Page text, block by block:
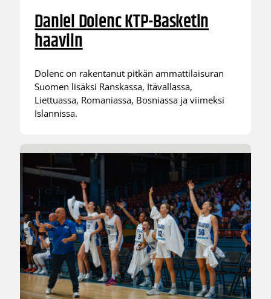
Daniel Dolenc KTP-Basketin
haaviin
Dolenc on rakentanut pitkän ammattilaisuran
Suomen lisäksi Ranskassa, Itävallassa,
Liettuassa, Romaniassa, Bosniassa ja viimeksi
Islannissa.